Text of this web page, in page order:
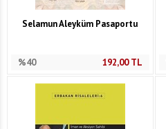
Selamun Aleyküm Pasaportu
%40 192,00TL